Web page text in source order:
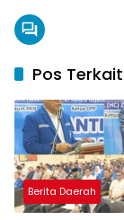
Pos Terkait
Berita Daerah